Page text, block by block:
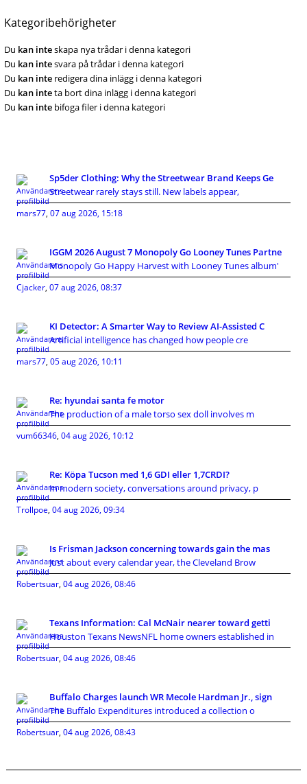
Kategoribehörigheter
Du kan inteskapa nya trådar i denna kategori
Du kan intesvara på trådar i denna kategori
Du kan inte redigera dina inlägg i denna kategori
Du kan inteta bort dina inlägg i denna kategori
Du kan inte bifoga filer i denna kategori
Sp5der Clothing: Why the Streetwear Brand Keeps Ge
Streetwear rarely stays still. New labels appear,
mars77, 07 aug 2026, 15:18
IGGM 2026 August 7 Monopoly Go Looney Tunes Partne
Monopoly Go Happy Harvest with Looney Tunes album'
Cjacker, 07 aug 2026, 08:37
KI Detector: A Smarter Way to Review AI-Assisted C
Artificial intelligence has changed how people cre
mars77, 05 aug 2026, 10:11
Re: hyundai santa fe motor
The production of a male torso sex doll involves m
vum66346, 04 aug 2026, 10:12
Re: Köpa Tucson med 1,6 GDI eller 1,7CRDI?
In modern society, conversations around privacy, p
Trollpoe, 04 aug 2026, 09:34
Is Frisman Jackson concerning towards gain the mas
Just about every calendar year, the Cleveland Brow
Robertsuar, 04 aug 2026, 08:46
Texans Information: Cal McNair nearer toward getti
Houston Texans NewsNFL home owners established in
Robertsuar, 04 aug 2026, 08:46
Buffalo Charges launch WR Mecole Hardman Jr., sign
The Buffalo Expenditures introduced a collection o
Robertsuar, 04 aug 2026, 08:43